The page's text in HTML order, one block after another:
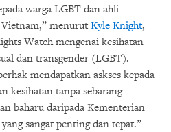
warga LGBT dan ahli
menurut Kyle Knight,
Watch mengenai kesihatan
dan transgender (LGBT).
mendapatkan askses kepada
kesihatan tanpa sebarang
baharu daripada Kementerian
sangat penting dan tepat.”